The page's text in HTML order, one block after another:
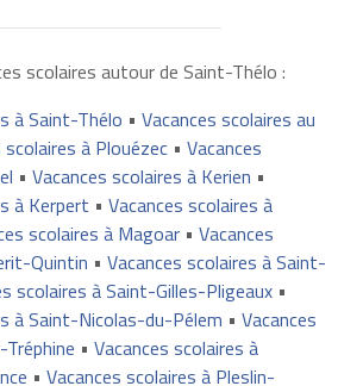
scolaires autour de Saint-Thélo :
à Saint-Thélo • Vacances scolaires au
scolaires à Plouézec• Vacances
• Vacances scolaires à Kerien •
à Kerpert • Vacances scolaires à
scolaires à Magoar• Vacances
Quintin • Vacances scolaires à Saint-
scolaires à Saint-Gilles-Pligeaux•
à Saint-Nicolas-du-Pélem • Vacances
• Vacances scolaires à
• Vacances scolaires à Pleslin-